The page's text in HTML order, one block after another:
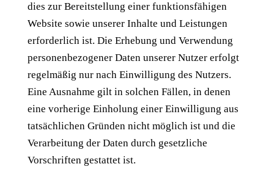
dies zur Bereitstellung einer funktionsfähigen
Website sowie unserer Inhalte und Leistungen
erforderlich ist. Die Erhebung und Verwendung
personenbezogener Daten unserer Nutzer erfolgt
regelmäßig nur nach Einwilligung des Nutzers.
Eine Ausnahme gilt in solchen Fällen, in denen
eine vorherige Einholung einer Einwilligung aus
tatsächlichen Gründen nicht möglich ist und die
Verarbeitung der Daten durch gesetzliche
Vorschriften gestattet ist.